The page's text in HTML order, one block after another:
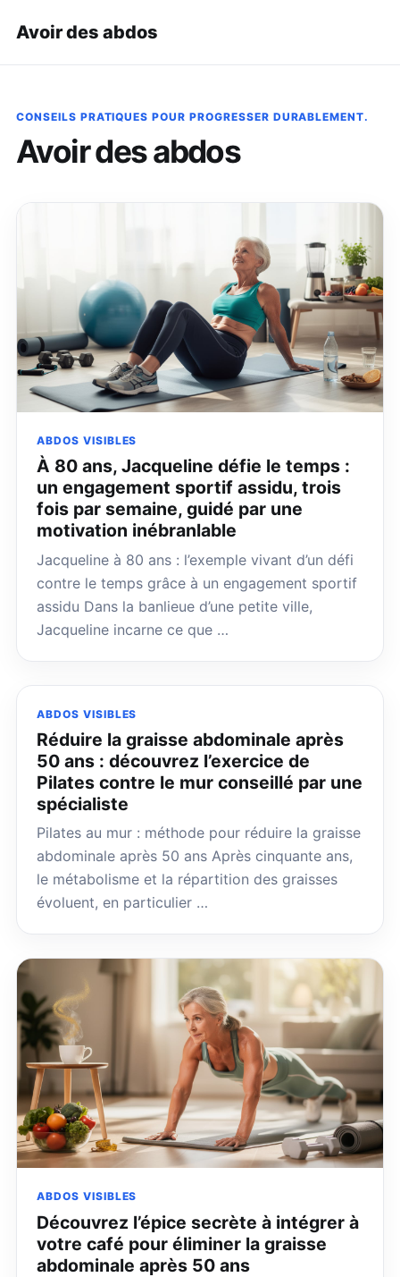
Avoir des abdos
CONSEILS PRATIQUES POUR PROGRESSER DURABLEMENT.
Avoir des abdos
ABDOS VISIBLES
À 80 ans, Jacqueline défie le temps :
un engagement sportif assidu, trois
fois par semaine, guidé par une
motivation inébranlable
Jacqueline à 80 ans : l’exemple vivant d’un défi
contre le temps grâce à un engagement sportif
assidu Dans la banlieue d’une petite ville,
Jacqueline incarne ce que …
ABDOS VISIBLES
Réduire la graisse abdominale après
50 ans : découvrez l’exercice de
Pilates contre le mur conseillé par une
spécialiste
Pilates au mur : méthode pour réduire la graisse
abdominale après 50 ans Après cinquante ans,
le métabolisme et la répartition des graisses
évoluent, en particulier …
ABDOS VISIBLES
Découvrez l’épice secrète à intégrer à
votre café pour éliminer la graisse
abdominale après 50 ans